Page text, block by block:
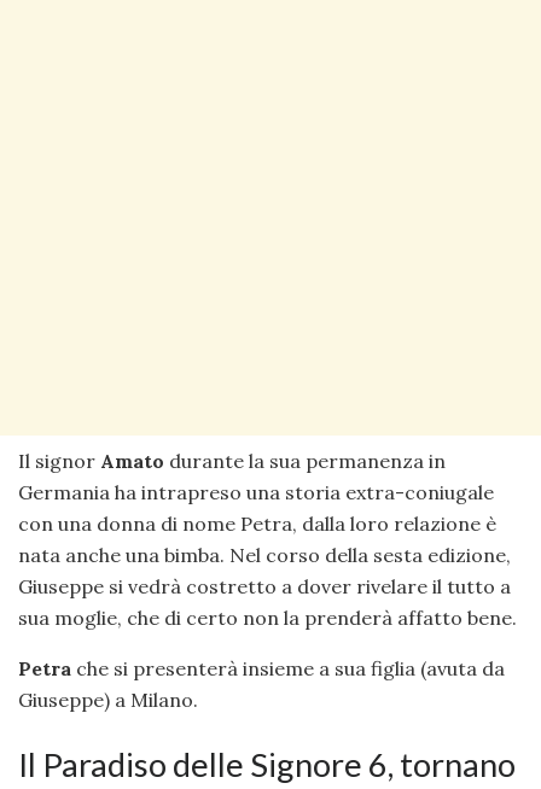
Il signor Amato durante la sua permanenza in
Germania ha intrapreso una storia extra-coniugale
con una donna di nome Petra, dalla loro relazione è
nata anche una bimba. Nel corso della sesta edizione,
Giuseppe si vedrà costretto a dover rivelare il tutto a
sua moglie, che di certo non la prenderà affatto bene.
Petra che si presenterà insieme a sua figlia (avuta da
Giuseppe) a Milano.
Il Paradiso delle Signore 6, tornano